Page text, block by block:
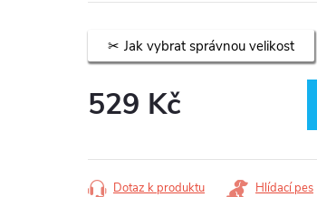
Jak vybrat správnou velikost
529 Kč
Dotaz k produktu Hlídací pes